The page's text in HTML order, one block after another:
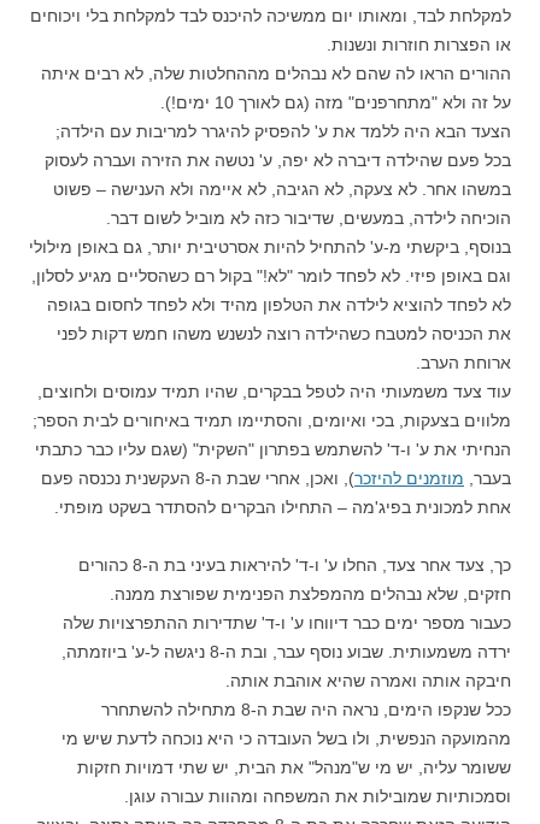
למקלחת לבד, ומאותו יום ממשיכה להיכנס לבד למקלחת בלי ויכוחים
או הפצרות חוזרות ונשנות.
ההורים הראו לה שהם לא נבהלים מההחלטות שלה, לא רבים איתה
על זה ולא "מתחרפנים" מזה (גם לאורך 10 ימים!).
הצעד הבא היה ללמד את ע' להפסיק להיגרר למריבות עם הילדה;
בכל פעם שהילדה דיברה לא יפה, ע' נטשה את הזירה ועברה לעסוק
במשהו אחר. לא צעקה, לא הגיבה, לא איימה ולא הענישה – פשוט
הוכיחה לילדה, במעשים, שדיבור כזה לא מוביל לשום דבר.
בנוסף, ביקשתי מ-ע' להתחיל להיות אסרטיבית יותר, גם באופן מילולי
וגם באופן פיזי. לא לפחד לומר "לא!" בקול רם כשהסליים מגיע לסלון,
לא לפחד להוציא לילדה את הטלפון מהיד ולא לפחד לחסום בגופה
את הכניסה למטבח כשהילדה רוצה לנשנש משהו חמש דקות לפני
ארוחת הערב.
עוד צעד משמעותי היה לטפל בבקרים, שהיו תמיד עמוסים ולחוצים,
מלווים בצעקות, בכי ואיומים, והסתיימו תמיד באיחורים לבית הספר;
הנחיתי את ע' ו-ד' להשתמש בפתרון "השקית" (שגם עליו כבר כתבתי
בעבר, מוזמנים להיזכר
), ואכן, אחרי שבת ה-8 העקשנית נכנסה פעם
אחת למכונית בפיג'מה – התחילו הבקרים להסתדר בשקט מופתי.
כך, צעד אחר צעד, החלו ע' ו-ד' להיראות בעיני בת ה-8 כהורים
חזקים, שלא נבהלים מהמפלצת הפנימית שפורצת ממנה.
כעבור מספר ימים כבר דיווחו ע' ו-ד' שתדירות ההתפרצויות שלה
ירדה משמעותית. שבוע נוסף עבר, ובת ה-8 ניגשה ל-ע' ביוזמתה,
חיבקה אותה ואמרה שהיא אוהבת אותה.
ככל שנקפו הימים, נראה היה שבת ה-8 מתחילה להשתחרר
מהמועקה הנפשית, ולו בשל העובדה כי היא נוכחה לדעת שיש מי
ששומר עליה, יש מי ש"מנהל" את הבית, יש שתי דמויות חזקות
וסמכותיות שמובילות את המשפחה ומהוות עבורה עוגן.